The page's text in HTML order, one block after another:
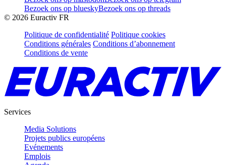
Bezoek ons op blueskyBezoek ons op threads
© 2026 Euractiv FR
Politique de confidentialité Politique cookies
Conditions générales Conditions d’abonnement
Conditions de vente
Services
Media Solutions
Projets publics européens
Evénements
Emplois